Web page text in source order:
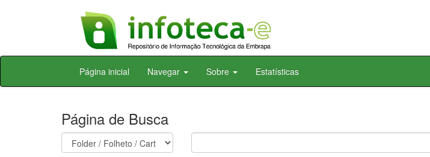
Skip
Página inicial Navegar Sobre Estatísticas
Página de Busca